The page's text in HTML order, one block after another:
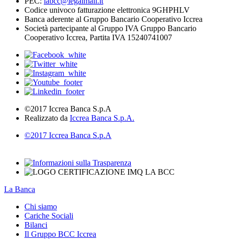
Codice univoco fatturazione elettronica 9GHPHLV
Banca aderente al Gruppo Bancario Cooperativo Iccrea
Società partecipante al Gruppo IVA Gruppo Bancario
Cooperativo Iccrea, Partita IVA 15240741007
©2017 Iccrea Banca S.p.A
Realizzato da Iccrea Banca S.p.A.
©2017 Iccrea Banca S.p.A
La Banca
Chi siamo
Cariche Sociali
Bilanci
Il Gruppo BCC Iccrea